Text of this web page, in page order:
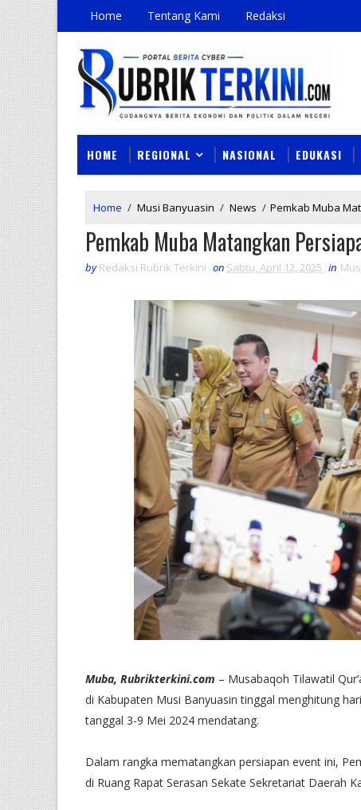
Home Tentang Kami Redaksi
HOME REGIONAL NASIONAL EDUKASI
Home / Musi Banyuasin / News / Pemkab Muba
Pemkab Muba Matangkan
by Redaksi Rubrik Terkini on Sabtu, April 12, 2025 in
Muba, Rubrikterkini.com – Musabaqoh Tilawatil
di Kabupaten Musi Banyuasin tinggal menghitung
tanggal 3-9 Mei 2024 mendatang.
Dalam rangka mematangkan persiapan event ini,
di Ruang Rapat Serasan Sekate Sekretariat Daerah